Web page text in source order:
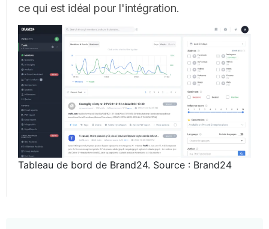
ce qui est idéal pour l'intégration.
Tableau de bord de Brand24. Source : Brand24